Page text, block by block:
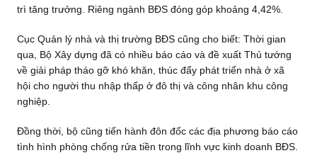
trì tăng trưởng. Riêng ngành BĐS đóng góp khoảng 4,42%.
Cục Quản lý nhà và thị trường BĐS cũng cho biết: Thời gian
qua, Bộ Xây dựng đã có nhiều báo cáo và đề xuất Thủ tướng
về giải pháp tháo gỡ khó khăn, thúc đẩy phát triển nhà ở xã
hội cho người thu nhập thấp ở đô thị và công nhân khu công
nghiệp.
Đồng thời, bộ cũng tiến hành đôn đốc các địa phương báo cáo
tình hình phòng chống rửa tiền trong lĩnh vực kinh doanh BĐS.